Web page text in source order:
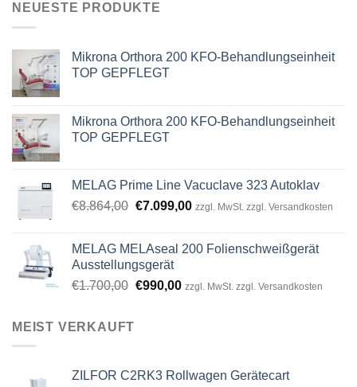
NEUESTE PRODUKTE
Mikrona Orthora 200 KFO-Behandlungseinheit
TOP GEPFLEGT
Mikrona Orthora 200 KFO-Behandlungseinheit
TOP GEPFLEGT
MELAG Prime Line Vacuclave 323 Autoklav
€8.864,00 Original
€8.864,00.
€7.099,00Current
€7.099,00.
zzgl. MwSt. zzgl. Versandkosten
MELAG MELAseal 200 Folienschweißgerät
Ausstellungsgerät
€1.700,00 Original
€990,00Current
zzgl. MwSt. zzgl. Versandkosten
MEIST VERKAUFT
ZILFOR C2RK3 Rollwagen Gerätecart